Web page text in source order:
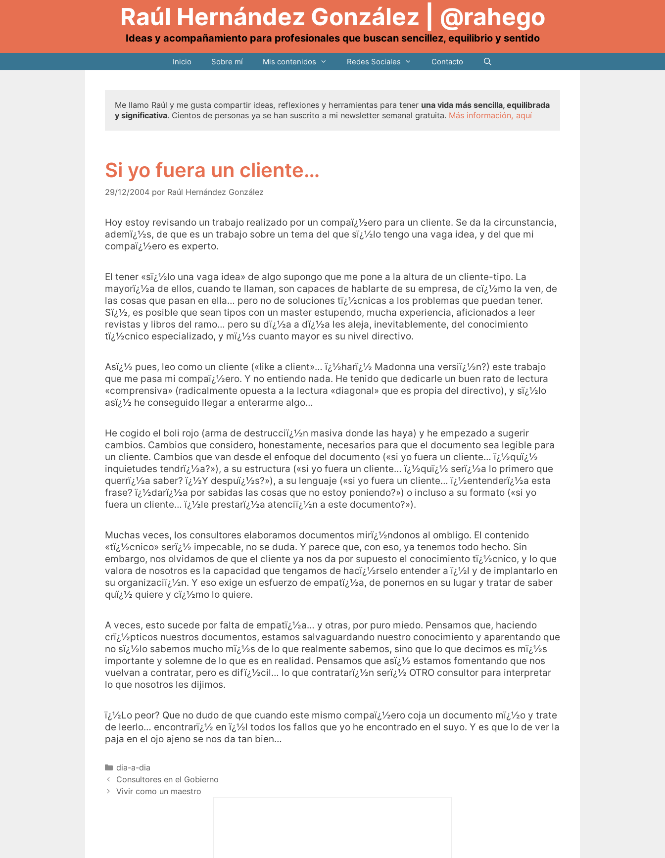
Raúl Hernández González | @rahego
Ideas y acompañamiento para profesionales que buscan sencillez, equilibrio y sentido
Inicio Sobre mí Mis contenidos Redes Sociales Contacto
Me llamo Raúl y me gusta compartir ideas, reflexiones y herramientas para tener una vida más sencilla, equilibrada
y significativa. Cientos de personas ya se han suscrito a mi newsletter semanal gratuita. Más información, aquí
Si yo fuera un cliente…
29/12/2004 por Raúl Hernández González
Hoy estoy revisando un trabajo realizado por un compaï¿½ero para un cliente. Se da la circunstancia,
ademï¿½s, de que es un trabajo sobre un tema del que sï¿½lo tengo una vaga idea, y del que mi
compaï¿½ero es experto.
El tener «sï¿½lo una vaga idea» de algo supongo que me pone a la altura de un cliente-tipo. La
mayorï¿½a de ellos, cuando te llaman, son capaces de hablarte de su empresa, de cï¿½mo la ven, de
las cosas que pasan en ella… pero no de soluciones tï¿½cnicas a los problemas que puedan tener.
Sï¿½, es posible que sean tipos con un master estupendo, mucha experiencia, aficionados a leer
revistas y libros del ramo… pero su dï¿½a a dï¿½a les aleja, inevitablemente, del conocimiento
tï¿½cnico especializado, y mï¿½s cuanto mayor es su nivel directivo.
Asï¿½ pues, leo como un cliente («like a client»… ï¿½harï¿½ Madonna una versiï¿½n?) este trabajo
que me pasa mi compaï¿½ero. Y no entiendo nada. He tenido que dedicarle un buen rato de lectura
«comprensiva» (radicalmente opuesta a la lectura «diagonal» que es propia del directivo), y sï¿½lo
asï¿½ he conseguido llegar a enterarme algo…
He cogido el boli rojo (arma de destrucciï¿½n masiva donde las haya) y he empezado a sugerir
cambios. Cambios que considero, honestamente, necesarios para que el documento sea legible para
un cliente. Cambios que van desde el enfoque del documento («si yo fuera un cliente… ï¿½quï¿½
inquietudes tendrï¿½a?»), a su estructura («si yo fuera un cliente… ï¿½quï¿½ serï¿½a lo primero que
querrï¿½a saber? ï¿½Y despuï¿½s?»), a su lenguaje («si yo fuera un cliente… ï¿½entenderï¿½a esta
frase? ï¿½darï¿½a por sabidas las cosas que no estoy poniendo?») o incluso a su formato («si yo
fuera un cliente… ï¿½le prestarï¿½a atenciï¿½n a este documento?»).
Muchas veces, los consultores elaboramos documentos mirï¿½ndonos al ombligo. El contenido
«tï¿½cnico» serï¿½ impecable, no se duda. Y parece que, con eso, ya tenemos todo hecho. Sin
embargo, nos olvidamos de que el cliente ya nos da por supuesto el conocimiento tï¿½cnico, y lo que
valora de nosotros es la capacidad que tengamos de hacï¿½rselo entender a ï¿½l y de implantarlo en
su organizaciï¿½n. Y eso exige un esfuerzo de empatï¿½a, de ponernos en su lugar y tratar de saber
quï¿½ quiere y cï¿½mo lo quiere.
A veces, esto sucede por falta de empatï¿½a… y otras, por puro miedo. Pensamos que, haciendo
crï¿½pticos nuestros documentos, estamos salvaguardando nuestro conocimiento y aparentando que
no sï¿½lo sabemos mucho mï¿½s de lo que realmente sabemos, sino que lo que decimos es mï¿½s
importante y solemne de lo que es en realidad. Pensamos que asï¿½ estamos fomentando que nos
vuelvan a contratar, pero es difï¿½cil… lo que contratarï¿½n serï¿½ OTRO consultor para interpretar
lo que nosotros les dijimos.
ï¿½Lo peor? Que no dudo de que cuando este mismo compaï¿½ero coja un documento mï¿½o y trate
de leerlo… encontrarï¿½ en ï¿½l todos los fallos que yo he encontrado en el suyo. Y es que lo de ver la
paja en el ojo ajeno se nos da tan bien…
dia-a-dia
Consultores en el Gobierno
Vivir como un maestro